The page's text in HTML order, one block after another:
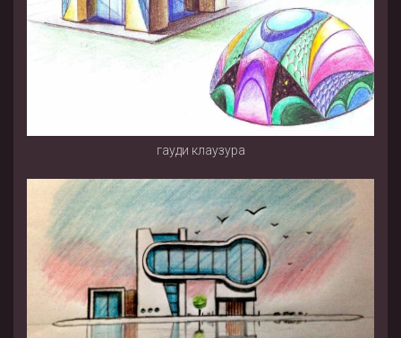
гауди клаузура